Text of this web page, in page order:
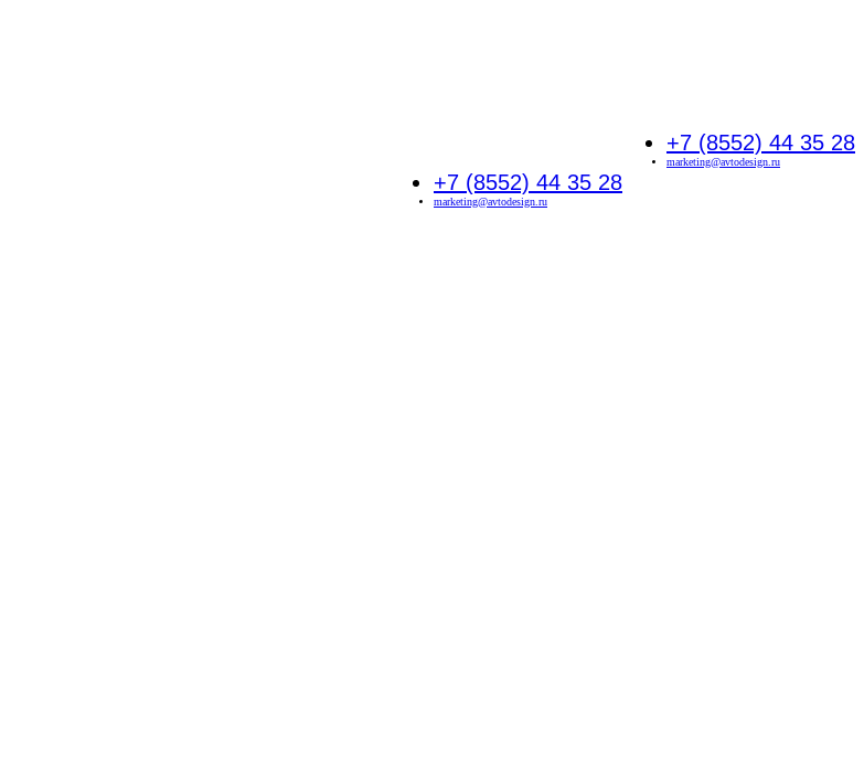
+7 (8552) 44 35 28
marketing@avtodesign.ru
+7 (8552) 44 35 28
marketing@avtodesign.ru